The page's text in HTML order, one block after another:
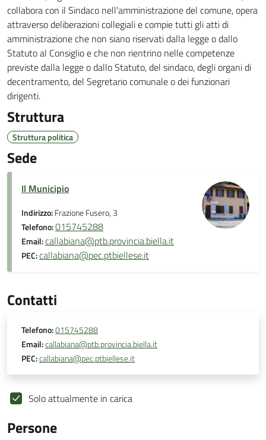
collabora con il Sindaco nell'amministrazione del comune, opera
attraverso deliberazioni collegiali e compie tutti gli atti di
amministrazione che non siano riservati dalla legge o dallo
Statuto al Consiglio e che non rientrino nelle competenze
previste dalla legge o dallo Statuto, del sindaco, degli organi di
decentramento, del Segretario comunale o dei funzionari
dirigenti.
Struttura
Struttura politica
Sede
Il Municipio
Indirizzo:Frazione Fusero, 3
Telefono:015745288
Email:callabiana@ptb.provincia.biella.it
PEC:callabiana@pec.ptbiellese.it
Contatti
Telefono:015745288
Email:callabiana@ptb.provincia.biella.it
PEC:callabiana@pec.ptbiellese.it
Solo attualmente in carica
Persone